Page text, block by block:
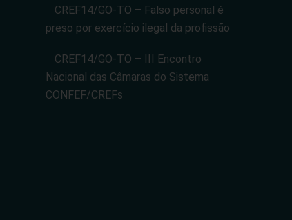
CREF14/GO-TO – Falso personal é
preso por exercício ilegal da profissão
CREF14/GO-TO – III Encontro
Nacional das Câmaras do Sistema
CONFEF/CREFs